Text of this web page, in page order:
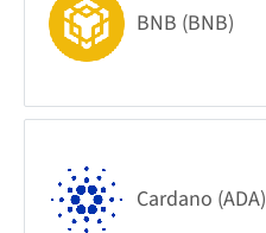
BNB (BNB)
Cardano (ADA)